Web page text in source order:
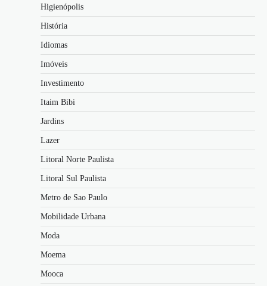
Higienópolis
História
Idiomas
Imóveis
Investimento
Itaim Bibi
Jardins
Lazer
Litoral Norte Paulista
Litoral Sul Paulista
Metro de Sao Paulo
Mobilidade Urbana
Moda
Moema
Mooca